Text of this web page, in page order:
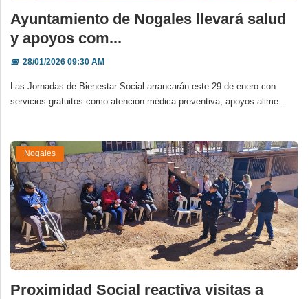
Ayuntamiento de Nogales llevará salud
y apoyos com...
📅28/01/2026 09:30 AM
Las Jornadas de Bienestar Social arrancarán este 29 de enero con
servicios gratuitos como atención médica preventiva, apoyos alime...
Nogales
Proximidad Social reactiva visitas a